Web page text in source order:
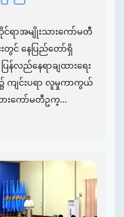
ရာအမျိုးသားကော်မတီ
င် နေပြည်တော်ရှိ
န်လည်နေရာချထားရေး
၌ ကျင်းပရာ လူမှုကာကွယ်
ားကော်မတီဥက္...